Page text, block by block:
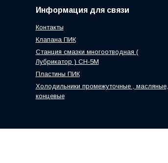
Информация для связи
Контакты
Клапана ПИК
Станция смазки многоотводная (
Лубрикатор ) СН-5М
Пластины ПИК
Холодильники промежуточные , масляные,
концевые